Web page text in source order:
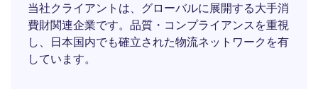
当社クライアントは、グローバルに展開する大手消
費財関連企業です。品質・コンプライアンスを重視
し、日本国内でも確立された物流ネットワークを有
しています。